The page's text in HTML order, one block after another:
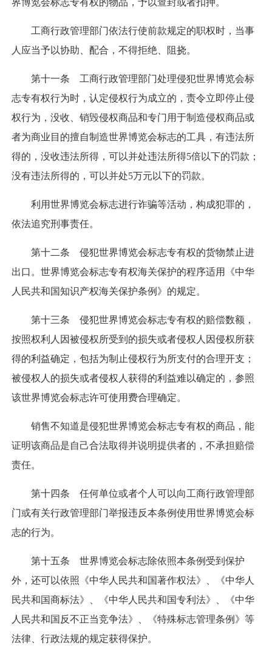
工商行政管理部门依法行使前款规定的职权时，当事
人应当予以协助、配合，不得拒绝、阻挠。
第十一条 工商行政管理部门处理侵犯世界博览会标
志专有权行为时，认定侵权行为成立的，责令立即停止侵
权行为，没收、销毁侵权商品和专门用于制造侵权商品或
者为商业目的擅自制造世界博览会标志的工具，有违法所
得的，没收违法所得，可以并处违法所得5倍以下的罚款；
没有违法所得的，可以并处5万元以下的罚款。
利用世界博览会标志进行诈骗等活动，构成犯罪的，
依法追究刑事责任。
第十二条 侵犯世界博览会标志专有权的货物禁止进
出口。世界博览会标志专有权海关保护的程序适用《中华
人民共和国知识产权海关保护条例》的规定。
第十三条 侵犯世界博览会标志专有权的赔偿数额，
按照权利人因被侵权所受到的损失或者侵权人因侵权所获
得的利益确定，包括为制止侵权行为所支付的合理开支；
被侵权人的损失或者侵权人获得的利益难以确定的，参照
该世界博览会标志许可使用费合理确定。
销售不知道是侵犯世界博览会标志专有权的商品，能
证明该商品是自己合法取得并说明提供者的，不承担赔偿
责任。
第十四条 任何单位或者个人可以向工商行政管理部
门或有关行政管理部门举报违反本条例使用世界博览会标
志的行为。
第十五条 世界博览会标志除依照本条例受到保护
外，还可以依照《中华人民共和国著作权法》、《中华人
民共和国商标法》、《中华人民共和国专利法》、《中华
人民共和国反不正当竞争法》、《特殊标志管理条例》等
法律、行政法规的规定获得保护。